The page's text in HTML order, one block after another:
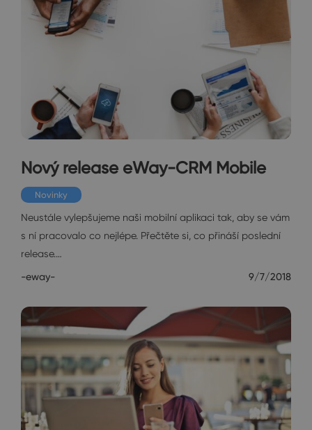
Nový release eWay-CRM Mobile
Novinky
Neustále vylepšujeme naši mobilní aplikaci tak, aby se vám
s ní pracovalo co nejlépe. Přečtěte si, co přináší poslední
release.…
-eway- 9/7/2018